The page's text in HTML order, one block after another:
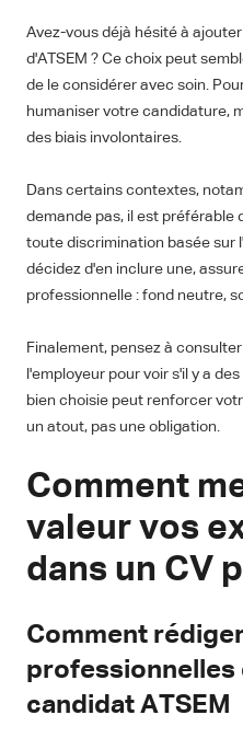
Avez-vous déjà hésité à
d'ATSEM ? Ce choix peut
de le considérer avec soin.
humaniser votre candidature,
des biais involontaires.
Dans certains contextes,
demande pas, il est préférable
toute discrimination basée sur
décidez d'en inclure une,
professionnelle : fond neutre,
Finalement, pensez à
l'employeur pour voir s'il y a
bien choisie peut renforcer
un atout, pas une obligation.
Comment
valeur vos
dans un CV
Comment
professionnelles
candidat ATSEM